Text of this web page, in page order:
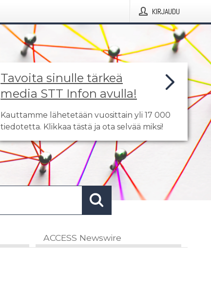
KIRJAUDU
Tavoita sinulle tärkeä
media STT Infon avulla!
Kauttamme lähetetään vuosittain yli 17 000
tiedotetta. Klikkaa tästä ja ota selvää miksi!
ACCESS Newswire